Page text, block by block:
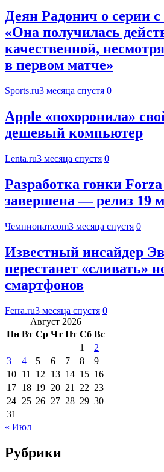
Деян Радонич о серии
«Она получилась
качественной,
в первом матче»
Sports.ru3 месяца спустя 0
Apple «похоронила»
дешевый компьютер
Lenta.ru3 месяца спустя 0
Разработка гонки
завершена — релиз 19
Чемпионат.com3 месяца спустя 0
Известный инсайдер
перестанет «сливать»
смартфонов
Ferra.ru3 месяца спустя 0
Август 2026
Пн Вт Ср Чт Пт Сб Вс
1
2
3
4 5 6 7 8
9
10 11 12 13 14 15 16
17 18 19 20 21 22 23
24 25 26 27 28 29 30
31
« Июл
Рубрики